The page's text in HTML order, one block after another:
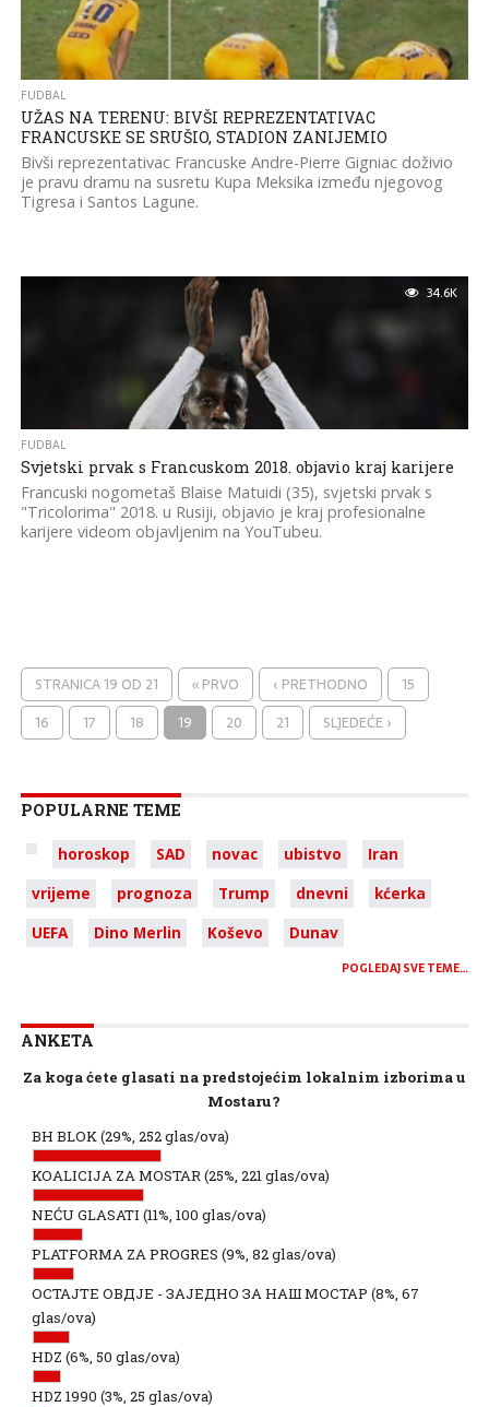
FUDBAL
UŽAS NA TERENU: BIVŠI REPREZENTATIVAC
FRANCUSKE SE SRUŠIO, STADION ZANIJEMIO
Bivši reprezentativac Francuske Andre-Pierre Gigniac doživio
je pravu dramu na susretu Kupa Meksika između njegovog
Tigresa i Santos Lagune.
34.6K
FUDBAL
Svjetski prvak s Francuskom 2018. objavio kraj karijere
Francuski nogometaš Blaise Matuidi (35), svjetski prvak s
"Tricolorima" 2018. u Rusiji, objavio je kraj profesionalne
karijere videom objavljenim na YouTubeu.
STRANICA 19 OD 21 « PRVO ‹ PRETHODNO
15
16
17 18 19 20 21 SLJEDEĆE ›
POPULARNE TEME
horoskop SAD novac ubistvo
Iran
vrijeme
prognoza Trump dnevni
kćerka
UEFA
Dino Merlin Koševo Dunav
POGLEDAJ SVE TEME…
ANKETA
Za koga ćete glasati na predstojećim lokalnim izborima u
Mostaru?
BH BLOK(29%, 252 glas/ova)
KOALICIJA ZA MOSTAR(25%, 221 glas/ova)
NEĆU GLASATI (11%, 100 glas/ova)
PLATFORMA ZA PROGRES (9%, 82 glas/ova)
ОСТАЈТЕ ОВДЈЕ - ЗАЈЕДНО ЗА НАШ МОСТАР (8%, 67
glas/ova)
HDZ (6%, 50 glas/ova)
HDZ 1990 (3%, 25 glas/ova)